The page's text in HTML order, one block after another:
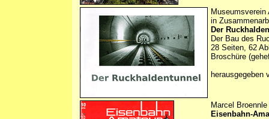
Museumsverein
in
Der
Der Bau des
28 Seiten, 62
Broschüre
herausgegeben
Marcel
Eisenbahn-